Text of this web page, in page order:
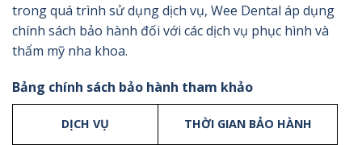
trong quá trình sử dụng dịch vụ, Wee Dental áp dụng
chính sách bảo hành đối với các dịch vụ phục hình và
thẩm mỹ nha khoa.
Bảng chính sách bảo hành tham khảo
DỊCH VỤ THỜI GIAN BẢO HÀNH